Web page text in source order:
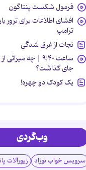
فرمول شکست پنتاگون
افشای اطلاعات برای ترور
ترامپ
نجات از غرق شدگی
ساعت ۹:۴۰ | چه
جای گذاشت؟
یک کودک دو چهره!
وب‌گردی
سرویس خواب نوزاد زیورآلات